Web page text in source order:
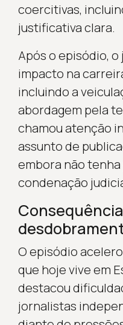
coercitivas,
justificativa clara.
Após o episódio,
impacto na
incluindo a
abordagem pela
chamou atenção
assunto de
embora não
condenação
O episódio
que hoje vive em
destacou
jornalistas